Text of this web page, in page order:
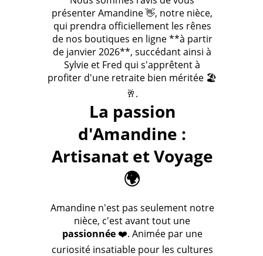
présenter Amandine 👋, notre nièce,
qui prendra officiellement les rênes
de nos boutiques en ligne **à partir
de janvier 2026**, succédant ainsi à
Sylvie et Fred qui s'apprêtent à
profiter d'une retraite bien méritée 🏖️
🥂.
La passion
d'Amandine :
Artisanat et Voyage
🌍
Amandine n'est pas seulement notre
nièce, c'est avant tout une
passionnée❤️. Animée par une
curiosité insatiable pour les cultures